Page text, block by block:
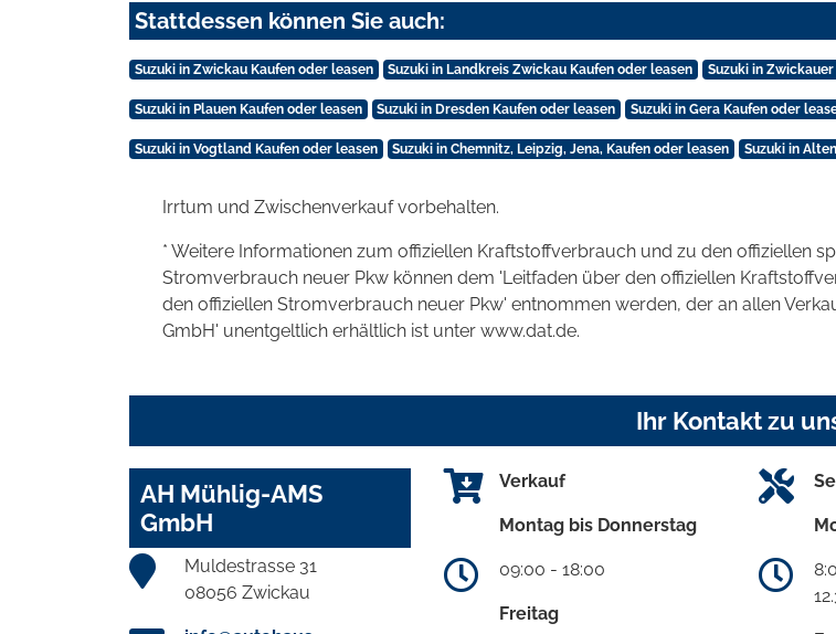
Stattdessen können Sie auch:
Suzuki in Zwickau Kaufen oder leasen Suzuki in Landkreis Zwickau Kaufen oder leasen Suzuki in
Suzuki in Plauen Kaufen oder leasen Suzuki in Dresden Kaufen oder leasen Suzuki in Gera Kaufen oder
Suzuki in Vogtland Kaufen oder leasen Suzuki in Chemnitz, Leipzig, Jena, Kaufen oder leasen Suzuki in
Irrtum und Zwischenverkauf vorbehalten.
* Weitere Informationen zum offiziellen Kraftstoffverbrauch und zu den offiziellen
Stromverbrauch neuer Pkw können dem 'Leitfaden über den offiziellen
den offiziellen Stromverbrauch neuer Pkw' entnommen werden, der an allen
GmbH' unentgeltlich erhältlich ist unter www.dat.de.
Ihr Kontakt zu
AH Mühlig-AMS
GmbH
Muldestrasse 31
08056 Zwickau
Verkauf
Montag bis Donnerstag
09:00 - 18:00
Freitag